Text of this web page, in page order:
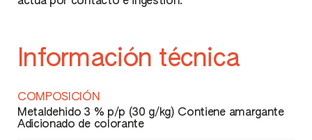
Información técnica
COMPOSICIÓN
Metaldehido 3 % p/p (30 g/kg) Contiene amargante
Adicionado de colorante